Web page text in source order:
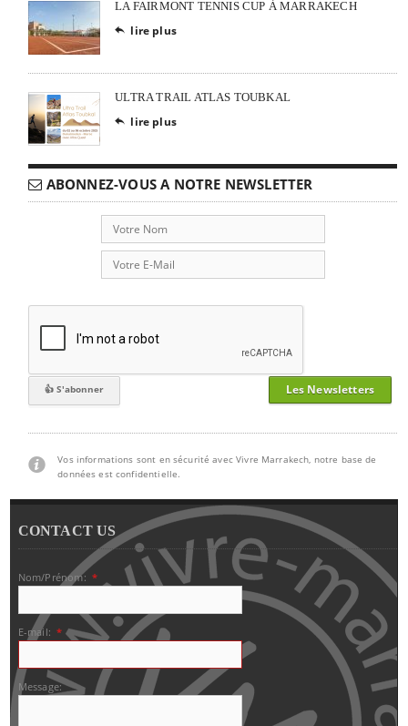
LA FAIRMONT TENNIS CUP À MARRAKECH
 lire plus
ULTRA TRAIL ATLAS TOUBKAL
 lire plus
ABONNEZ-VOUS A NOTRE NEWSLETTER
Les Newsletters
Vos informations sont en sécurité avec Vivre Marrakech, notre base de
données est confidentielle.
CONTACT US
Nom/Prénom: *
E-mail: *
Message: